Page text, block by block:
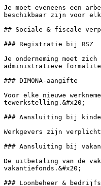
Je moet eveneens een
beschikbaar zijn voor
## Sociale & fiscale
### Registratie bij RSZ
Je onderneming moet
administratieve
### DIMONA-aangifte
Voor elke nieuwe
tewerkstelling.&#x20;
### Aansluiting bij
Werkgevers zijn
### Aansluiting bij
De uitbetaling van de
vakantiefonds.&#x20;
### Loonbeheer &